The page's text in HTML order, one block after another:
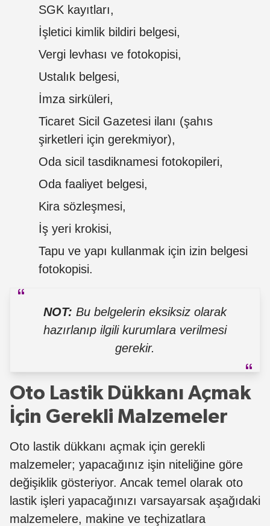
SGK kayıtları,
İşletici kimlik bildiri belgesi,
Vergi levhası ve fotokopisi,
Ustalık belgesi,
İmza sirküleri,
Ticaret Sicil Gazetesi ilanı (şahıs
şirketleri için gerekmiyor),
Oda sicil tasdiknamesi fotokopileri,
Oda faaliyet belgesi,
Kira sözleşmesi,
İş yeri krokisi,
Tapu ve yapı kullanmak için izin belgesi
fotokopisi.
NOT: Bu belgelerin eksiksiz olarak
hazırlanıp ilgili kurumlara verilmesi
gerekir.
Oto Lastik Dükkanı Açmak
İçin Gerekli Malzemeler
Oto lastik dükkanı açmak için gerekli
malzemeler; yapacağınız işin niteliğine göre
değişiklik gösteriyor. Ancak temel olarak oto
lastik işleri yapacağınızı varsayarsak aşağıdaki
malzemelere, makine ve teçhizatlara